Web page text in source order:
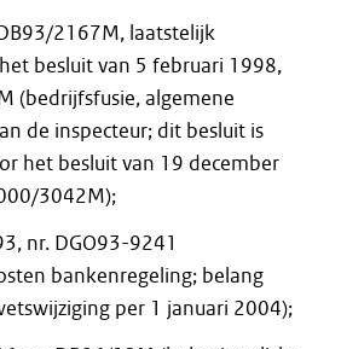
2167M, laatstelijk
besluit van 5 februari 1998,
(bedrijfsfusie, algemene
de inspecteur; dit besluit is
het besluit van 19 december
3042M);
nr. DGO93-9241
bankenregeling; belang
per 1 januari 2004);